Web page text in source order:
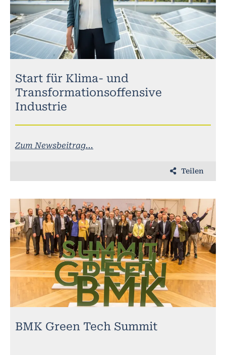
Start für Klima- und
Transformationsoffensive
Industrie
Zum Newsbeitrag...
Teilen
BMK Green Tech Summit